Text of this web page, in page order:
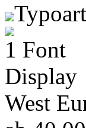
1 Font
Display
West